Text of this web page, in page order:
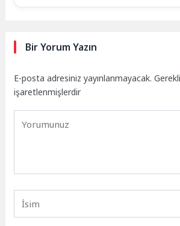
Bir Yorum Yazın
E-posta adresiniz yayınlanmayacak.
işaretlenmişlerdir